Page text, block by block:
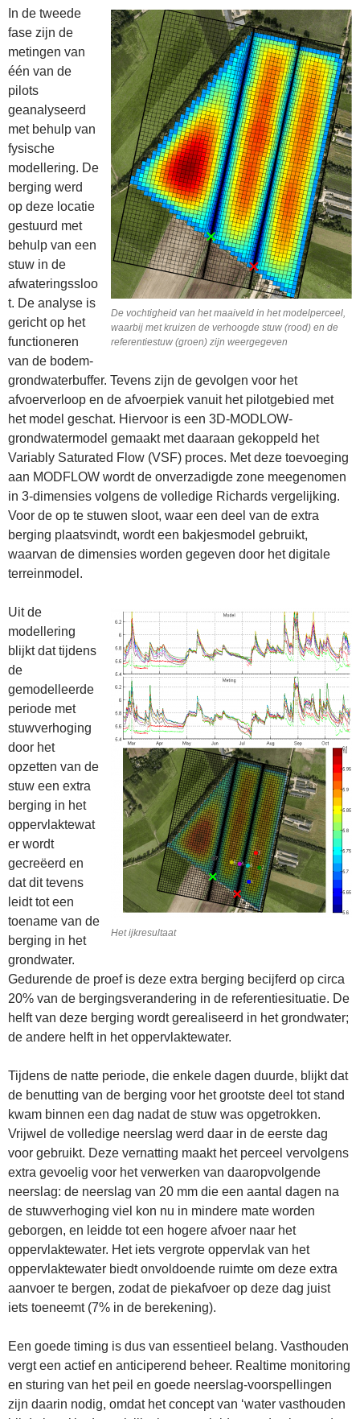
De vochtigheid van het maaiveld in het modelperceel,
waarbij met kruizen de verhoogde stuw (rood) en de
referentiestuw (groen) zijn weergegeven
In de tweede
fase zijn de
metingen van
één van de
pilots
geanalyseerd
met behulp van
fysische
modellering. De
berging werd
op deze locatie
gestuurd met
behulp van een
stuw in de
afwateringssloo
t. De analyse is
gericht op het
functioneren
van de bodem-
grondwaterbuffer. Tevens zijn de gevolgen voor het
afvoerverloop en de afvoerpiek vanuit het pilotgebied met
het model geschat. Hiervoor is een 3D-MODLOW-
grondwatermodel gemaakt met daaraan gekoppeld het
Variably Saturated Flow (VSF) proces. Met deze toevoeging
aan MODFLOW wordt de onverzadigde zone meegenomen
in 3-dimensies volgens de volledige Richards vergelijking.
Voor de op te stuwen sloot, waar een deel van de extra
berging plaatsvindt, wordt een bakjesmodel gebruikt,
waarvan de dimensies worden gegeven door het digitale
terreinmodel.
Het ijkresultaat
Uit de
modellering
blijkt dat tijdens
de
gemodelleerde
periode met
stuwverhoging
door het
opzetten van de
stuw een extra
berging in het
oppervlaktewat
er wordt
gecreëerd en
dat dit tevens
leidt tot een
toename van de
berging in het
grondwater.
Gedurende de proef is deze extra berging becijferd op circa
20% van de bergingsverandering in de referentiesituatie. De
helft van deze berging wordt gerealiseerd in het grondwater;
de andere helft in het oppervlaktewater.
Tijdens de natte periode, die enkele dagen duurde, blijkt dat
de benutting van de berging voor het grootste deel tot stand
kwam binnen een dag nadat de stuw was opgetrokken.
Vrijwel de volledige neerslag werd daar in de eerste dag
voor gebruikt. Deze vernatting maakt het perceel vervolgens
extra gevoelig voor het verwerken van daaropvolgende
neerslag: de neerslag van 20 mm die een aantal dagen na
de stuwverhoging viel kon nu in mindere mate worden
geborgen, en leidde tot een hogere afvoer naar het
oppervlaktewater. Het iets vergrote oppervlak van het
oppervlaktewater biedt onvoldoende ruimte om deze extra
aanvoer te bergen, zodat de piekafvoer op deze dag juist
iets toeneemt (7% in de berekening).
Een goede timing is dus van essentieel belang. Vasthouden
vergt een actief en anticiperend beheer. Realtime monitoring
en sturing van het peil en goede neerslag-voorspellingen
zijn daarin nodig, omdat het concept van ‘water vasthouden